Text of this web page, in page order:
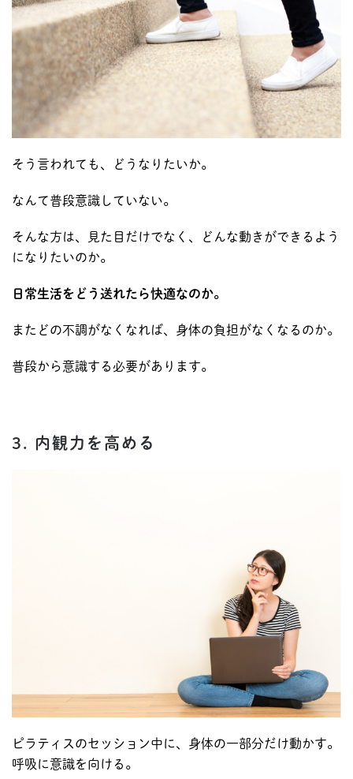
そう言われても、どうなりたいか。
なんて普段意識していない。
そんな方は、見た目だけでなく、どんな動きができるよう
になりたいのか。
日常生活をどう送れたら快適なのか。
またどの不調がなくなれば、身体の負担がなくなるのか。
普段から意識する必要があります。
3. 内観力を高める
ピラティスのセッション中に、身体の一部分だけ動かす。
呼吸に意識を向ける。